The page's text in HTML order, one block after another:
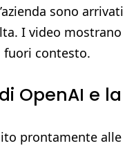
sono
I video
fuori contesto.
OpenAI e
prontamente